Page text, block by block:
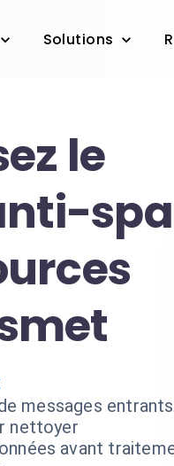
Solutions
le
messages
nettoyer
avant